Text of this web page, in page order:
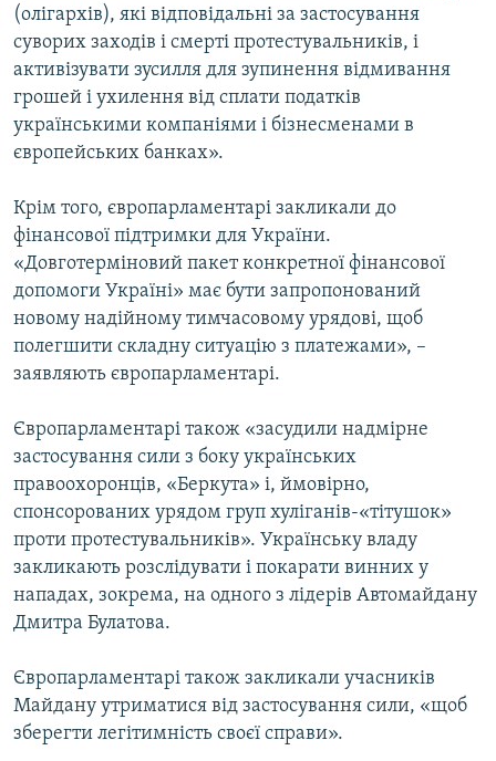
(олігархів), які відповідальні за застосування
суворих заходів і смерті протестувальників, і
активізувати зусилля для зупинення відмивання
грошей і ухилення від сплати податків
українськими компаніями і бізнесменами в
європейських банках».
Крім того, європарламентарі закликали до
фінансової підтримки для України.
«Довготерміновий пакет конкретної фінансової
допомоги Україні» має бути запропонований
новому надійному тимчасовому урядові, щоб
полегшити складну ситуацію з платежами», –
заявляють європарламентарі.
Європарламентарі також «засудили надмірне
застосування сили з боку українських
правоохоронців, «Беркута» і, ймовірно,
спонсорованих урядом груп хуліганів-«тітушок»
проти протестувальників». Українську владу
закликають розслідувати і покарати винних у
нападах, зокрема, на одного з лідерів Автомайдану
Дмитра Булатова.
Європарламентарі також закликали учасників
Майдану утриматися від застосування сили, «щоб
зберегти легітимність своєї справи».